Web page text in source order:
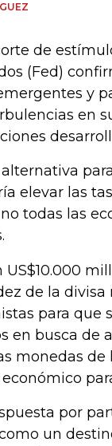
de
(Fed)
y
en
elevar las
todas las
US$10.000
de la
para
en busca de
monedas
por
un